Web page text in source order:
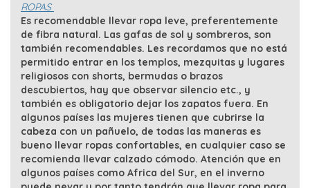
ROPAS
Es recomendable llevar ropa leve, preferentemente
de fibra natural. Las gafas de sol y sombreros, son
también recomendables. Les recordamos que no está
permitido entrar en los templos, mezquitas y lugares
religiosos con shorts, bermudas o brazos
descubiertos, hay que observar silencio etc., y
también es obligatorio dejar los zapatos fuera. En
algunos países las mujeres tienen que cubrirse la
cabeza con un pañuelo, de todas las maneras es
bueno llevar ropas confortables, en cualquier caso se
recomienda llevar calzado cómodo. Atención que en
algunos países como Africa del Sur, en el inverno